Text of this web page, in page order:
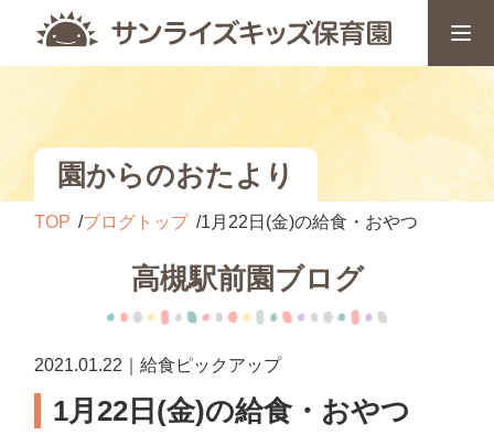
園からのおたより
TOP ブログトップ 1月22日(金)の給食・おやつ
高槻駅前園ブログ
2021.01.22｜給食ピックアップ
1月22日(金)の給食・おやつ